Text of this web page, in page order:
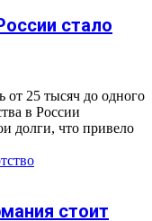
стало
от 25 тысяч до одного
в России
долги, что привело
стоит